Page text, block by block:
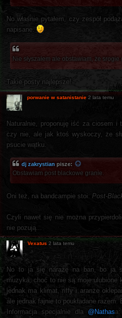
No właśnie pytałem, czy zespół
napisane.
Nie słyszałem ale obstawiam, że srogie
Takie posty najlepsze!
porwanie w satanistanie 2 lata temu
Naturalnie, proponuję iść za ciosem i
czy nie, ale jak ktoś wyskoczy, że
psucie wątku.
dj zakrystian pisze:
Obstawiam post blackowe granie.
Oni też, na bandcampie stoi: Post-
Czyli nawet się nie można
nie pozują...
Vexatus 2 lata temu
No to ja się narażę na ban, bo ja
muzyka, choć to nie są moje ulubione
jednak ma klimat, riffy i aranże
ale jednak fajnie to poukładane razem.
Informacja specjalnie dla @Nathas